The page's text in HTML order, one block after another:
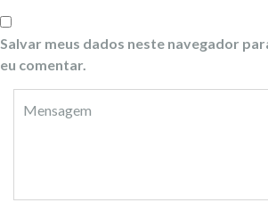
Salvar meus dados neste navegador
eu comentar.